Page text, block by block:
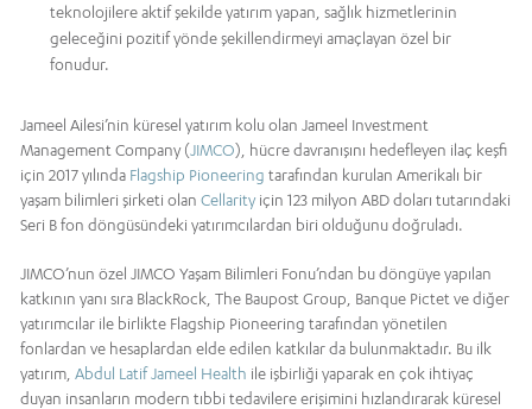
teknolojilere aktif şekilde yatırım yapan, sağlık hizmetlerinin
geleceğini pozitif yönde şekillendirmeyi amaçlayan özel bir
fonudur.
Jameel Ailesi’nin küresel yatırım kolu olan Jameel Investment
Management Company (JIMCO), hücre davranışını hedefleyen ilaç keşfi
için 2017 yılında Flagship Pioneering tarafından kurulan Amerikalı bir
yaşam bilimleri şirketi olan Cellarityiçin 123 milyon ABD doları tutarındaki
Seri B fon döngüsündeki yatırımcılardan biri olduğunu doğruladı.
JIMCO’nun özel JIMCO Yaşam Bilimleri Fonu’ndan bu döngüye yapılan
katkının yanı sıra BlackRock, The Baupost Group, Banque Pictet ve diğer
yatırımcılar ile birlikte Flagship Pioneering tarafından yönetilen
fonlardan ve hesaplardan elde edilen katkılar da bulunmaktadır. Bu ilk
yatırım, Abdul Latif Jameel Health ile işbirliği yaparak en çok ihtiyaç
duyan insanların modern tıbbi tedavilere erişimini hızlandırarak küresel